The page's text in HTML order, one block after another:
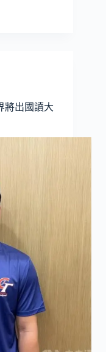
將出國讀大